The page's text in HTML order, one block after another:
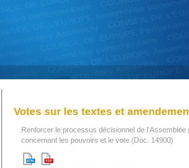
Votes sur les textes et
Renforcer le processus décisionnel de l'Assemblée
concernant les pouvoirs et le vote (Doc. 14900)